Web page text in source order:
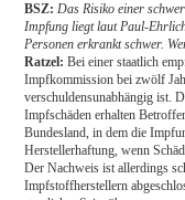
BSZ: Das Risiko einer
Impfung liegt laut Paul-
Personen erkrankt schwer.
Ratzel: Bei einer staatlich
Impfkommission bei zwölf
verschuldensunabhängig ist.
Impfschäden erhalten
Bundesland, in dem die
Herstellerhaftung, wenn
Der Nachweis ist allerdings
Impfstoffherstellern